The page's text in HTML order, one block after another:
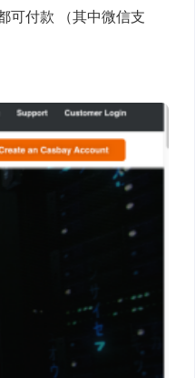
可付款 （其中微信支